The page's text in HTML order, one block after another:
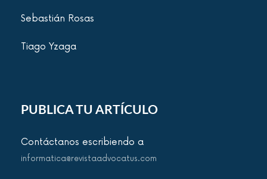
Sebastián Rosas
Tiago Yzaga
PUBLICA TU ARTÍCULO
Contáctanos escribiendo a
informatica@revistaadvocatus.com